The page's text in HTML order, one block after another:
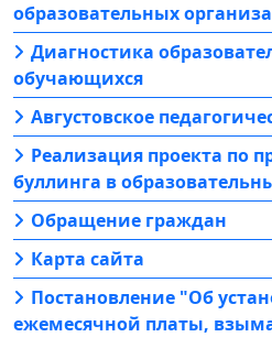
образовательных
Диагностика
обучающихся
Августовское
Реализация проекта по
буллинга в
Обращение граждан
Карта сайта
Постановление "Об
ежемесячной платы,